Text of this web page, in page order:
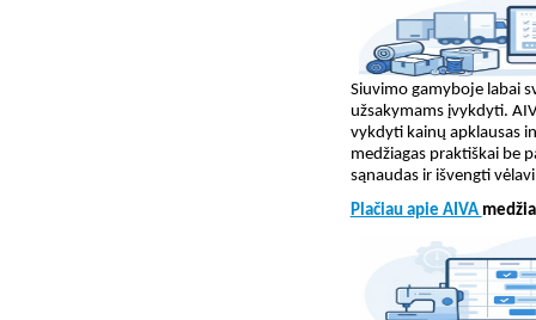
Siuvimo gamyboje labai
užsakymams įvykdyti.
vykdyti kainų apklausas
medžiagas praktiškai be
sąnaudas ir išvengti
Plačiau apie AIVA